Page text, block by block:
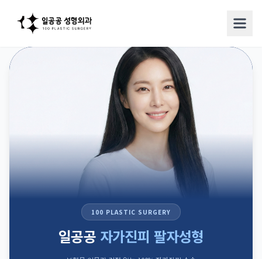
100 PLASTIC SURGERY
일공공 자가진피 팔자성형